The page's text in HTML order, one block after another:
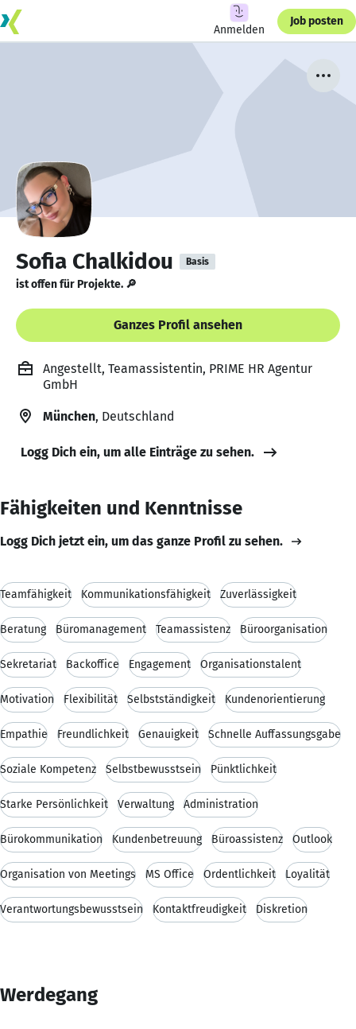
Anmelden
Job posten
Sofia Chalkidou Basis
ist offen für Projekte. 🔎
Ganzes Profil ansehen
Angestellt, Teamassistentin, PRIME HR Agentur
GmbH
München, Deutschland
Logg Dich ein, um alle Einträge zu sehen.
Fähigkeiten und Kenntnisse
Logg Dich jetzt ein, um das ganze Profil zu sehen.
Teamfähigkeit Kommunikationsfähigkeit Zuverlässigkeit
Beratung Büromanagement Teamassistenz Büroorganisation
Sekretariat Backoffice Engagement Organisationstalent
Motivation Flexibilität Selbstständigkeit Kundenorientierung
Empathie Freundlichkeit Genauigkeit Schnelle Auffassungsgabe
Soziale Kompetenz Selbstbewusstsein Pünktlichkeit
Starke Persönlichkeit Verwaltung Administration
Bürokommunikation Kundenbetreuung Büroassistenz Outlook
Organisation von Meetings MS Office Ordentlichkeit Loyalität
Verantwortungsbewusstsein Kontaktfreudigkeit Diskretion
Werdegang